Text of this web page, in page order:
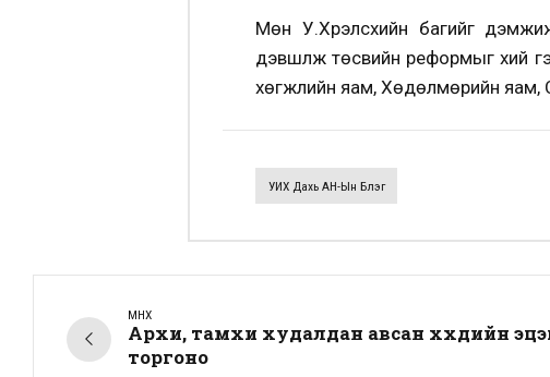
Мөн У.Хүрэлсүхийн багийг
дэвшүүлж төсвийн реформыг хий
хөгжлийн яам, Хөдөлмөрийн яам,
УИХ Дахь АН-Ын Бүлэг
ӨМНӨХ
Архи, тамхи худалдан авсан хүүхдийн
торгоно